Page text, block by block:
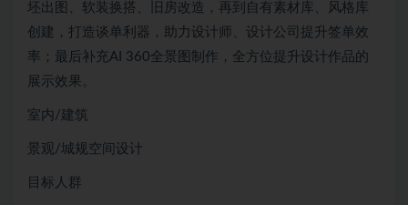
坯出图、软装换搭、旧房改造，再到自有素材库、风格库
创建，打造谈单利器，助力设计师、设计公司提升签单效
率；最后补充AI 360全景图制作，全方位提升设计作品的
展示效果。
室内/建筑
景观/城规空间设计
目标人群